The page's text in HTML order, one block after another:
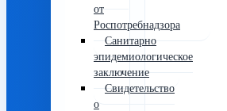
от
Роспотребнадзора
Санитарно
эпидемиологическое
заключение
Свидетельство
о